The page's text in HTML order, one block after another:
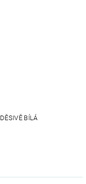
BÍLÁ